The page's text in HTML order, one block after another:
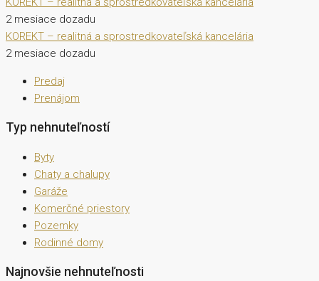
2 mesiace dozadu
KOREKT – realitná a sprostredkovateľská kancelária
2 mesiace dozadu
Predaj
Prenájom
Typ nehnuteľností
Byty
Chaty a chalupy
Garáže
Komerčné priestory
Pozemky
Rodinné domy
Najnovšie nehnuteľnosti